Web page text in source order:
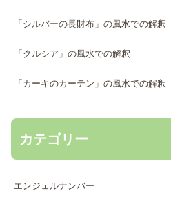
「シルバーの長財布」の風水での解釈
「クルシア」の風水での解釈
「カーキのカーテン」の風水での解釈
カテゴリー
エンジェルナンバー